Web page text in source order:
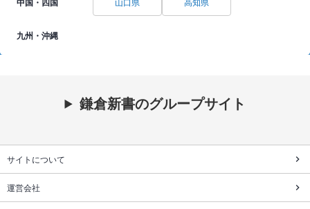
九州・沖縄
鎌倉新書のグループサイト
サイトについて
運営会社